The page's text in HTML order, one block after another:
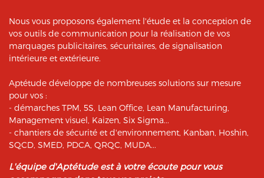
Nous vous proposons également l'étude et la conception de
vos outils de communication pour la réalisation de vos
marquages publicitaires, sécuritaires, de signalisation
intérieure et extérieure.
Aptétude développe de nombreuses solutions sur mesure
pour vos :
- démarches TPM, 5S, Lean Office, Lean Manufacturing,
Management visuel, Kaizen, Six Sigma...
- chantiers de sécurité et d'environnement, Kanban, Hoshin,
SQCD, SMED, PDCA, QRQC, MUDA...
L'équipe d'Aptétude est à votre écoute pour vous